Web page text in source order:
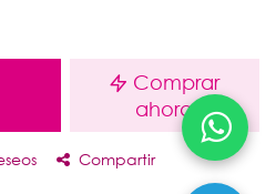
Comprar
ahora
Compartir